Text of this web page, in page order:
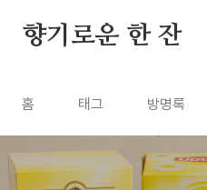
향기로운 한 잔
홈 태그 방명록